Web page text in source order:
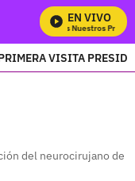
EN VIVO
Mira Todos Nuestros
VISITA
del neurocirujano de